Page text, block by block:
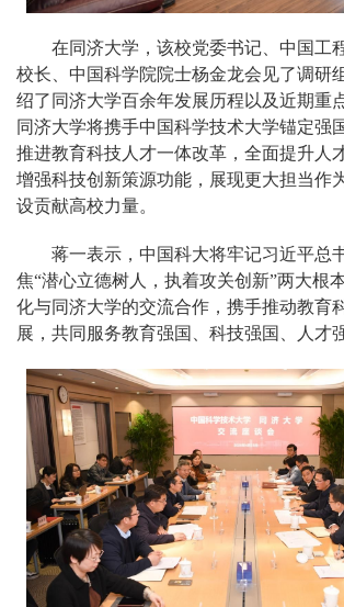
在同济大学，该校党委书记、中国工
校长、中国科学院院士杨金龙会见了调研
绍了同济大学百余年发展历程以及近期重
同济大学将携手中国科学技术大学锚定强
推进教育科技人才一体改革，全面提升人
增强科技创新策源功能，展现更大担当作
设贡献高校力量。
蒋一表示，中国科大将牢记习近平总
焦“潜心立德树人，执着攻关创新”两大根
化与同济大学的交流合作，携手推动教育
展，共同服务教育强国、科技强国、人才